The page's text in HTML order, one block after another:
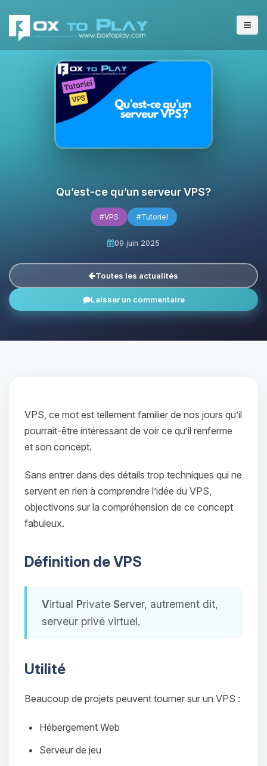
Qu’est-ce qu’un serveur VPS?
#VPS #Tutoriel
09 juin 2025
Toutes les actualités
Laisser un commentaire
VPS, ce mot est tellement familier de nos jours qu’il
pourrait-être intéressant de voir ce qu’il renferme
et son concept.
Sans entrer dans des détails trop techniques qui ne
servent en rien à comprendre l’idée du VPS,
objectivons sur la compréhension de ce concept
fabuleux.
Définition de VPS
Virtual Private Server, autrement dit,
serveur privé virtuel.
Utilité
Beaucoup de projets peuvent tourner sur un VPS :
Hébergement Web
Serveur de jeu